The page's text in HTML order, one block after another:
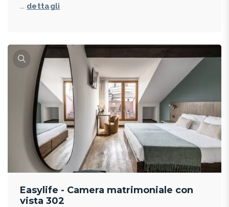
… dettagli
Easylife - Camera matrimoniale con
vista 302